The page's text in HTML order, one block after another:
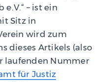
– ist ein
Sitz in
wird zum
dieses Artikels (also
laufenden Nummer
für Justiz